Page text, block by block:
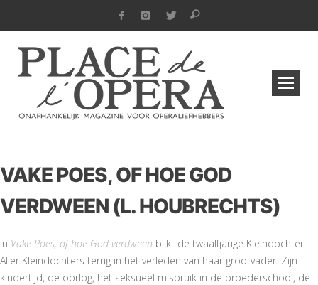
VAKE POES, OF HOE GOD
VERDWEEN (L. HOUBRECHTS)
In Vake Poes; of hoe God verdween blikt de twaalfjarige Kleindochter
Aller Kleindochters terug in het verleden van haar grootvader. Zijn
kindertijd, de oorlog, het seksueel misbruik in de broederschool, de